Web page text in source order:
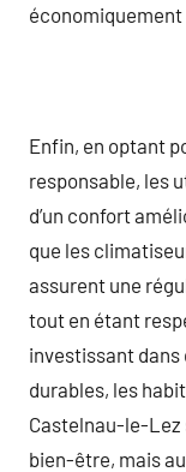
Enfin, en optant
responsable, les
d’un confort
que les
assurent une
tout en étant
investissant
durables, les
Castelnau-le-Lez
bien-être, mais